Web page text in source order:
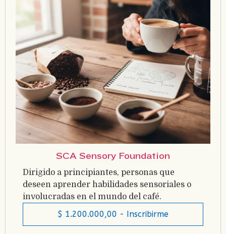
SCA Sensory Foundation
Dirigido a principiantes, personas que
deseen aprender habilidades sensoriales o
involucradas en el mundo del café.
$ 1.200.000,00 - Inscribirme